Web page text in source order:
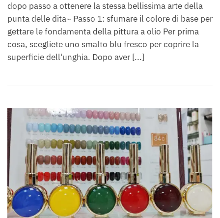
dopo passo a ottenere la stessa bellissima arte della
punta delle dita~ Passo 1: sfumare il colore di base per
gettare le fondamenta della pittura a olio Per prima
cosa, scegliete uno smalto blu fresco per coprire la
superficie dell'unghia. Dopo aver [...]